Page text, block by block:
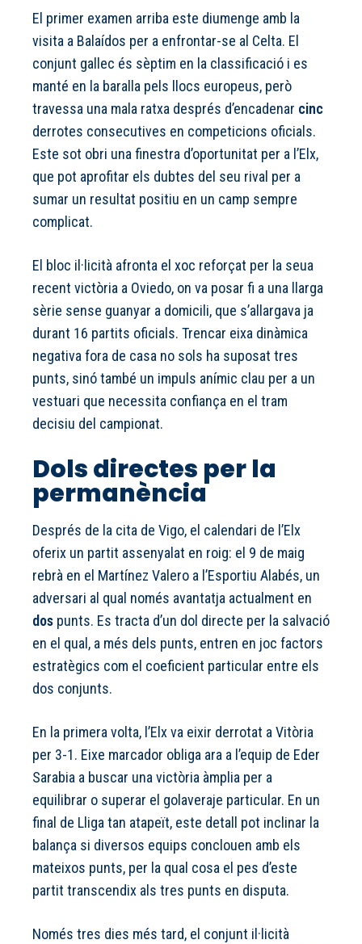
El primer examen arriba este diumenge amb la
visita a Balaídos per a enfrontar-se al Celta. El
conjunt gallec és sèptim en la classificació i es
manté en la baralla pels llocs europeus, però
travessa una mala ratxa després d’encadenar cinc
derrotes consecutives en competicions oficials.
Este sot obri una finestra d’oportunitat per a l’Elx,
que pot aprofitar els dubtes del seu rival per a
sumar un resultat positiu en un camp sempre
complicat.
El bloc il·licità afronta el xoc reforçat per la seua
recent victòria a Oviedo, on va posar fi a una llarga
sèrie sense guanyar a domicili, que s’allargava ja
durant 16 partits oficials. Trencar eixa dinàmica
negativa fora de casa no sols ha suposat tres
punts, sinó també un impuls anímic clau per a un
vestuari que necessita confiança en el tram
decisiu del campionat.
Dols directes per la
permanència
Després de la cita de Vigo, el calendari de l’Elx
oferix un partit assenyalat en roig: el 9 de maig
rebrà en el Martínez Valero a l’Esportiu Alabés, un
adversari al qual només avantatja actualment en
dos punts. Es tracta d’un dol directe per la salvació
en el qual, a més dels punts, entren en joc factors
estratègics com el coeficient particular entre els
dos conjunts.
En la primera volta, l’Elx va eixir derrotat a Vitòria
per 3-1. Eixe marcador obliga ara a l’equip de Eder
Sarabia a buscar una victòria àmplia per a
equilibrar o superar el golaveraje particular. En un
final de Lliga tan atapeït, este detall pot inclinar la
balança si diversos equips conclouen amb els
mateixos punts, per la qual cosa el pes d’este
partit transcendix als tres punts en disputa.
Només tres dies més tard, el conjunt il·licità